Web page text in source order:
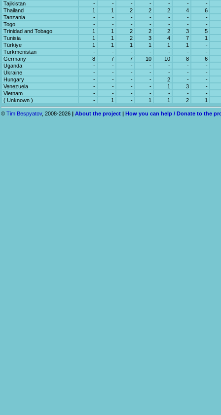
Tajikistan
- - - - - -
-
Thailand
1 1 2 2 2 4
6
Tanzania
- - - - - -
-
Togo
- - - - - -
-
Trinidad and Tobago
1 1 2 2 2 3
5
Tunisia
1 1 2 3 4 7
1
Türkiye
1 1 1 1 1 1
-
Turkmenistan
- - - - - -
-
Germany
8 7 7 10 10 8
6
Uganda
- - - - - -
-
Ukraine
- - - - - -
-
Hungary
- - - - 2 -
-
Venezuela
- - - - 1 3
-
Vietnam
- - - - - -
-
( Unknown )
- 1 - 1 1 2 1
© Tim Bespyatov, 2008-2026 | About the project | How you can help / Donate to the